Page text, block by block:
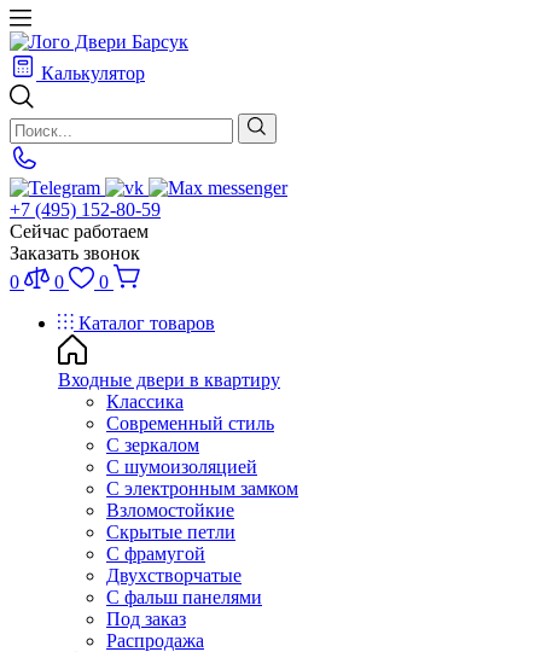
Калькулятор
+7 (495) 152-80-59
Сейчас работаем
Заказать звонок
0
0
0
Каталог товаров
Входные двери в квартиру
Классика
Современный стиль
С зеркалом
С шумоизоляцией
С электронным замком
Взломостойкие
Скрытые петли
С фрамугой
Двухстворчатые
С фальш панелями
Под заказ
Распродажа